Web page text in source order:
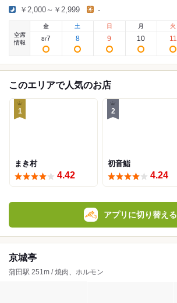
￥2,000～￥2,999 -
空席
情報
金
8/7
土
8
日
9
月
10
火
11
このエリアで人気のお店
1
まき村
4.42
2
初音鮨
4.24
アプリに切り替える
京城亭
蒲田駅 251m / 焼肉、ホルモン